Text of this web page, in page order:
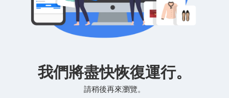
我們將盡快恢復運行。
請稍後再來瀏覽。